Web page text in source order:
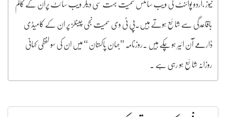
نیوز ،اردو پوائنٹ کی ویب سائٹس سمیت بہت سی دیگر ویب سائٹ پران کے کالم
باقاعدگی سے شائع ہوتے ہیں۔پی ٹی وی سمیت نجی چینلز پر ان کے کامیڈی
ڈارمے آن ائیر ہو چکے ہیں ۔روزنامہ ’’جہان پاکستان ‘‘ میں ان کی سو لفظی کہانی
روزانہ شائع ہو رہی ہے ۔